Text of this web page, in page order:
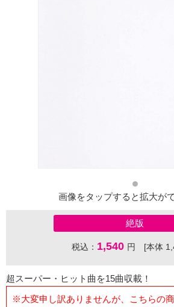
画像をタップすると拡大がで
絶版
税込： 1,540 円 [本体
超スーパー・ヒット曲を15曲収載！
※大変申し訳ありませんが、こちらの